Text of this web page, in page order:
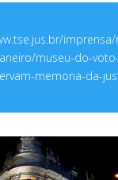
museu-do-
memoria-da-